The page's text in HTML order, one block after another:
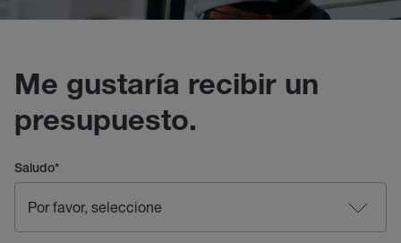
Me gustaría recibir un
presupuesto.
Saludo*